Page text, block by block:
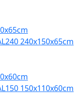
240x150x65cm
150x110x60cm